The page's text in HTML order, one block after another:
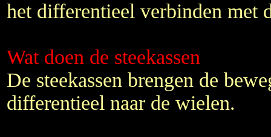
het differentieel verbinden met
Wat doen de steekassen
De steekassen brengen de
differentieel naar de wielen.